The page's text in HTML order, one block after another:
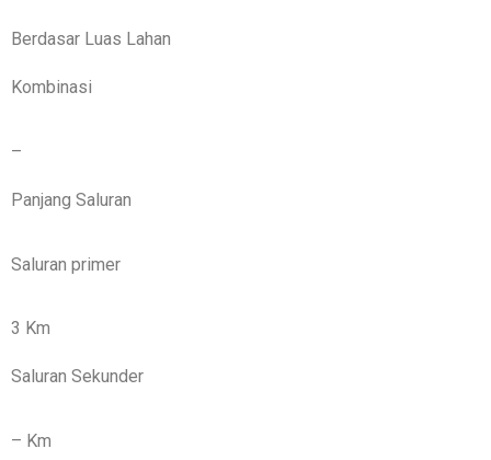
Berdasar Luas Lahan
Kombinasi
–
Panjang Saluran
Saluran primer
3 Km
Saluran Sekunder
– Km